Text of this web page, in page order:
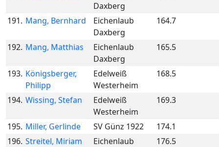
Daxberg
191. Mang, Bernhard
Eichenlaub
Daxberg
164.7
192. Mang, Matthias
Eichenlaub
Daxberg
165.5
193. Königsberger,
Philipp
Edelweiß
Westerheim
168.5
194. Wissing, Stefan
Edelweiß
Westerheim
169.3
195. Miller, Gerlinde SV Günz 1922
174.1
196. Streitel, Miriam
Eichenlaub
176.5